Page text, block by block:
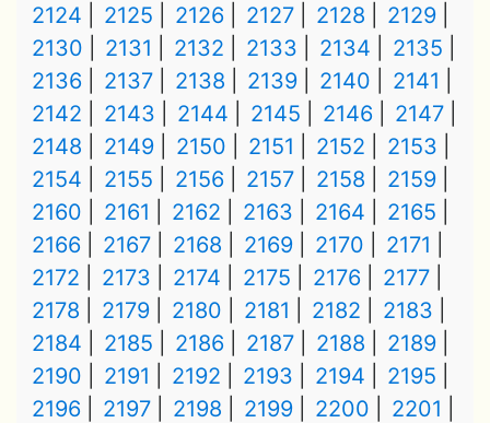
2124 2125 2126 2127 2128
2129
2130
2131 2132 2133 2134
2135
2136
2137 2138 2139 2140
2141
2142
2143 2144 2145 2146
2147
2148
2149 2150 2151 2152
2153
2154
2155 2156 2157 2158
2159
2160
2161 2162 2163 2164
2165
2166
2167 2168 2169 2170
2171
2172
2173 2174 2175 2176
2177
2178
2179 2180 2181 2182
2183
2184
2185 2186 2187 2188
2189
2190
2191 2192 2193 2194
2195
2196
2197 2198 2199 2200
2201